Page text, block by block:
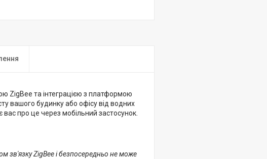
ZigBee та інтеграцією з платформою
вашого будинку або офісу від водних
про це через мобільний застосунок.
зв'язку ZigBee і безпосередньо не може